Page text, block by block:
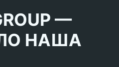
—
НАША